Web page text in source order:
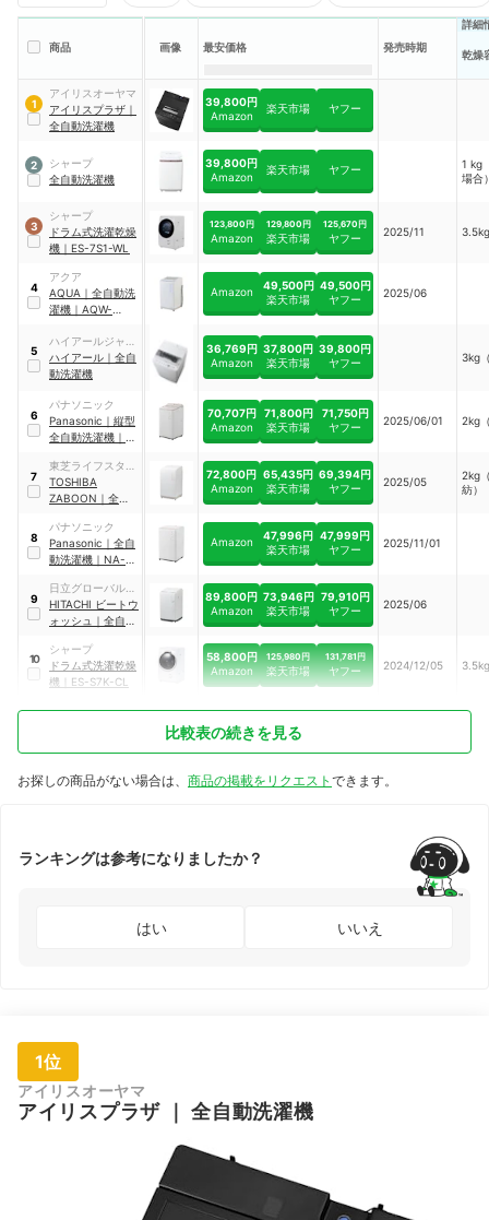
商品 画像 最安価格 発売時期
詳細
乾燥
1
アイリスオーヤマ
アイリスプラザ ｜
全自動洗濯機
39,800円
Amazon
楽天市場 ヤフー
2
シャープ
全自動洗濯機
39,800円
Amazon
楽天市場 ヤフー
1 kg
場合
3
シャープ
ドラム式洗濯乾燥
機 ｜ ES-7S1-WL
123,800円
Amazon
129,800円
楽天市場
125,670円
ヤフー 2025/11 3.5kg
4
アクア
AQUA ｜ 全自動洗
濯機 ｜ AQW-
Amazon
49,500円
楽天市場
49,500円
ヤフー
2025/06
5
ハイアールジャパ
ンセールス
ハイアール ｜ 全自
動洗濯機
36,769円
Amazon
37,800円
楽天市場
39,800円
ヤフー
3kg
6
パナソニック
Panasonic ｜ 縦型
全自動洗濯機 ｜
70,707円
Amazon
71,800円
楽天市場
71,750円
ヤフー
2025/06/01 2kg
7
東芝ライフスタイ
ル
TOSHIBA
ZABOON ｜ 全自
7DH5(W)
72,800円
Amazon
65,435円
楽天市場
69,394円
ヤフー
2025/05
2kg
紡）
8
パナソニック
Panasonic ｜ 全自
動洗濯機 ｜ NA-
Amazon
47,996円
楽天市場
47,999円
ヤフー
2025/11/01
9
日立グローバルラ
イフソリューショ
ンズ
HITACHI ビートウ
ォッシュ ｜ 全自動
V70M-W
89,800円
Amazon
73,946円
楽天市場
79,910円
ヤフー
2025/06
10
シャープ
ドラム式洗濯乾燥
機
ES-S7K-CL
58,800円
Amazon
125,980円
楽天市場
131,781円
ヤフー 2024/12/05 3.5kg
比較表の続きを見る
お探しの商品がない場合は、 商品の掲載をリクエスト できます。
ランキングは参考になりましたか？
はい いいえ
1位
アイリスオーヤマ
アイリスプラザ ｜全自動洗濯機